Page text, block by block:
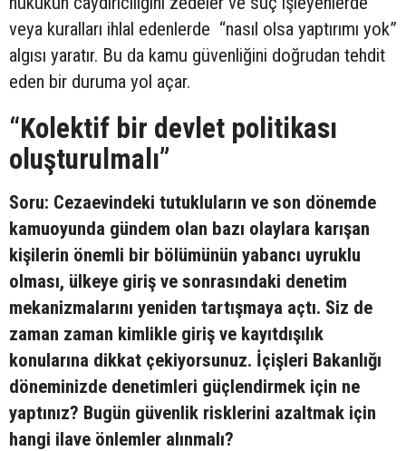
veya kuralları ihlal edenlerde “nasıl olsa yaptırımı yok”
algısı yaratır. Bu da kamu güvenliğini doğrudan tehdit
eden bir duruma yol açar.
“Kolektif bir devlet politikası
oluşturulmalı”
Soru: Cezaevindeki tutukluların ve son dönemde
kamuoyunda gündem olan bazı olaylara karışan
kişilerin önemli bir bölümünün yabancı uyruklu
olması, ülkeye giriş ve sonrasındaki denetim
mekanizmalarını yeniden tartışmaya açtı. Siz de
zaman zaman kimlikle giriş ve kayıtdışılık
konularına dikkat çekiyorsunuz. İçişleri Bakanlığı
döneminizde denetimleri güçlendirmek için ne
yaptınız? Bugün güvenlik risklerini azaltmak için
hangi ilave önlemler alınmalı?